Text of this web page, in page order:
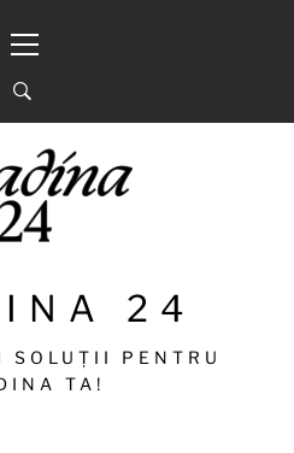
principal
24
PENTRU
TA!